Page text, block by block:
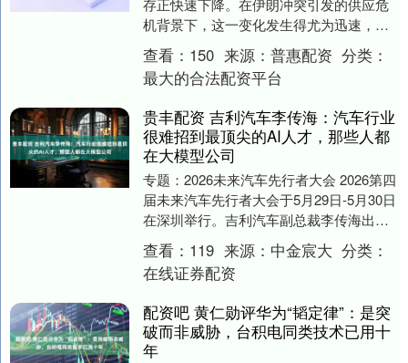
存正快速下降。在伊朗冲突引发的供应危
机背景下，这一变化发生得尤为迅速，使
得库存水平逼近20世纪80年代初以来的低
点，而当....
查看： 150 来源： 普惠配资 分类：
最大的合法配资平台
贵丰配资 吉利汽车李传海：汽车行业
很难招到最顶尖的AI人才，那些人都
在大模型公司
专题：2026未来汽车先行者大会 2026第四
届未来汽车先行者大会于5月29日-5月30日
在深圳举行。吉利汽车副总裁李传海出席
并演讲。 谈及智能化，李传海表示，....
查看： 119 来源： 中金宸大 分类：
在线证券配资
配资吧 黄仁勋评华为“韬定律”：是突
破而非威胁，台积电同类技术已用十
年